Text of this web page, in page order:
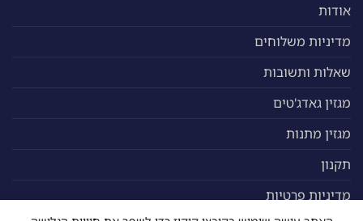
אודות
מדיניות משלוחים
שאלות ותשובות
מגזין גאדג'טים
מגזין מתנות
תקנון
מדיניות פרטיות